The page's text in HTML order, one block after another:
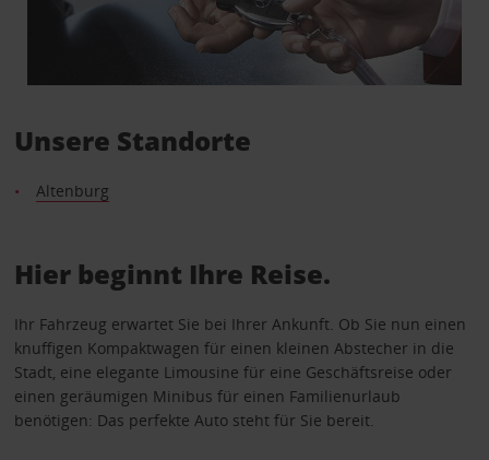
Unsere Standorte
Altenburg
Hier beginnt Ihre Reise.
Ihr Fahrzeug erwartet Sie bei Ihrer Ankunft. Ob Sie nun einen
knuffigen Kompaktwagen für einen kleinen Abstecher in die
Stadt, eine elegante Limousine für eine Geschäftsreise oder
einen geräumigen Minibus für einen Familienurlaub
benötigen: Das perfekte Auto steht für Sie bereit.